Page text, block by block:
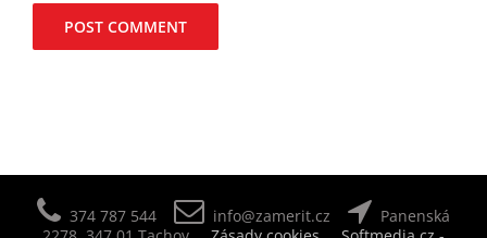
374 787 544 info@zamerit.cz
Panenská